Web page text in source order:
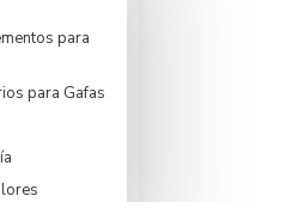
para
para Gafas